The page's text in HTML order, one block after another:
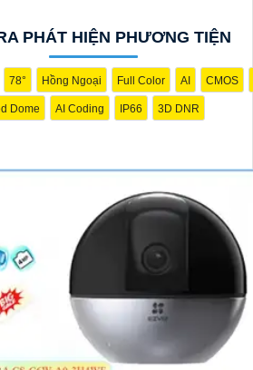
PHÁT HIỆN PHƯƠNG TIỆN
78° Hồng Ngoại Full Color AI CMOS
Dome AI Coding IP66 3D DNR